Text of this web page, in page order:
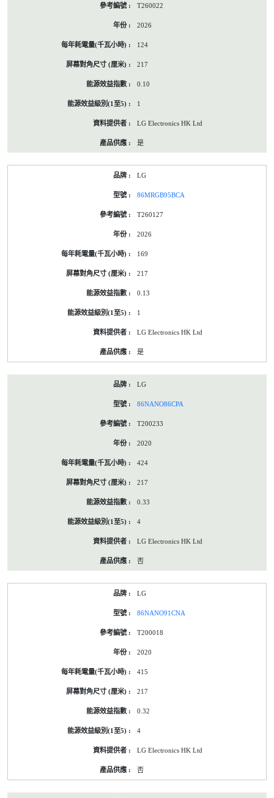
T260022
2026
124
217
0.10
1
LG Electronics HK Ltd
是
LG
86MRGB95BCA
T260127
2026
169
217
0.13
1
LG Electronics HK Ltd
是
LG
86NANO86CPA
T200233
2020
424
217
0.33
4
LG Electronics HK Ltd
否
LG
86NANO91CNA
T200018
2020
415
217
0.32
4
LG Electronics HK Ltd
否